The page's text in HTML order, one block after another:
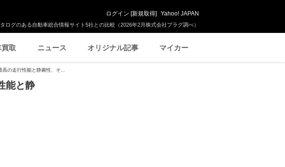
ログのある自動車総合情報サイト5社との比較（2026年2月株式会社プラグ調べ）
ログイン [新規取得] Yahoo! JAPAN
買取 ニュース オリジナル記事 マイカー
の走行性能と静粛性、そ...
能と静